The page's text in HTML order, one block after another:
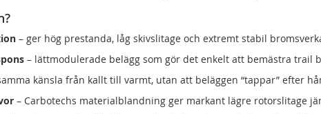
– ger hög prestanda, låg skivslitage och extremt stabil
– lättmodulerade belägg som gör det enkelt att bemästra trail
känsla från kallt till varmt, utan att beläggen “tappar” efter
– Carbotechs materialblandning ger markant lägre rotorslitage